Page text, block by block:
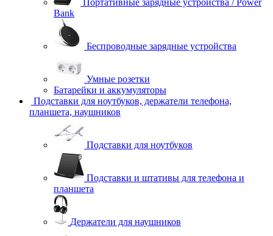
Портативные зарядные устройства / Power
Bank
Беспроводные зарядные устройства
Умные розетки
Батарейки и аккумуляторы
Подставки для ноутбуков, держатели телефона,
планшета, наушников
Подставки для ноутбуков
Подставки и штативы для телефона и
планшета
Держатели для наушников